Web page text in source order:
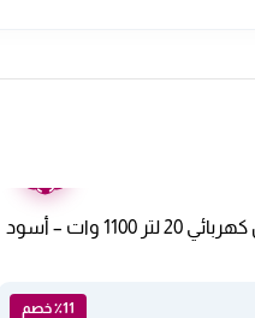
ميكروويف كولن كهربائي 20 لتر 1100 وات – أسود
٪11 خصم